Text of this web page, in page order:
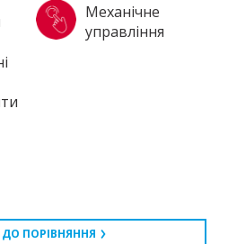
Механічне
управління
ПОРІВНЯННЯ